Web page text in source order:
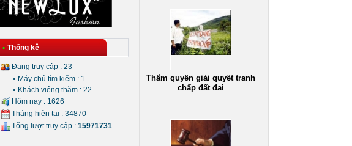
• Thống kê
Đang truy cập : 23
• Máy chủ tìm kiếm : 1
• Khách viếng thăm : 22
Hôm nay : 1626
Tháng hiện tại : 34870
Tổng lượt truy cập : 15971731
chấp đất đai